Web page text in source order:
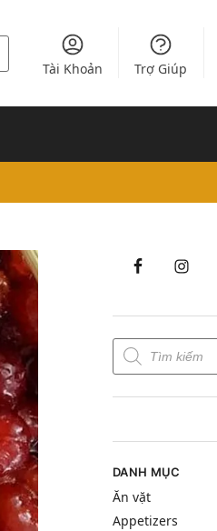
Tài Khoản Trợ Giúp
DANH MỤC
Ăn vặt
Appetizers